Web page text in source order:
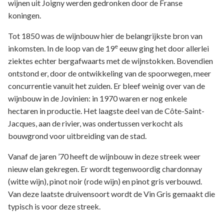
wijnen uit Joigny werden gedronken door de Franse
koningen.
Tot 1850 was de wijnbouw hier de belangrijkste bron van
inkomsten. In de loop van de 19e eeuw ging het door allerlei
ziektes echter bergafwaarts met de wijnstokken. Bovendien
ontstond er, door de ontwikkeling van de spoorwegen, meer
concurrentie vanuit het zuiden. Er bleef weinig over van de
wijnbouw in de Jovinien: in 1970 waren er nog enkele
hectaren in productie. Het laagste deel van de Côte-Saint-
Jacques, aan de rivier, was ondertussen verkocht als
bouwgrond voor uitbreiding van de stad.
Vanaf de jaren ’70 heeft de wijnbouw in deze streek weer
nieuw elan gekregen. Er wordt tegenwoordig chardonnay
(witte wijn), pinot noir (rode wijn) en pinot gris verbouwd.
Van deze laatste druivensoort wordt de Vin Gris gemaakt die
typisch is voor deze streek.